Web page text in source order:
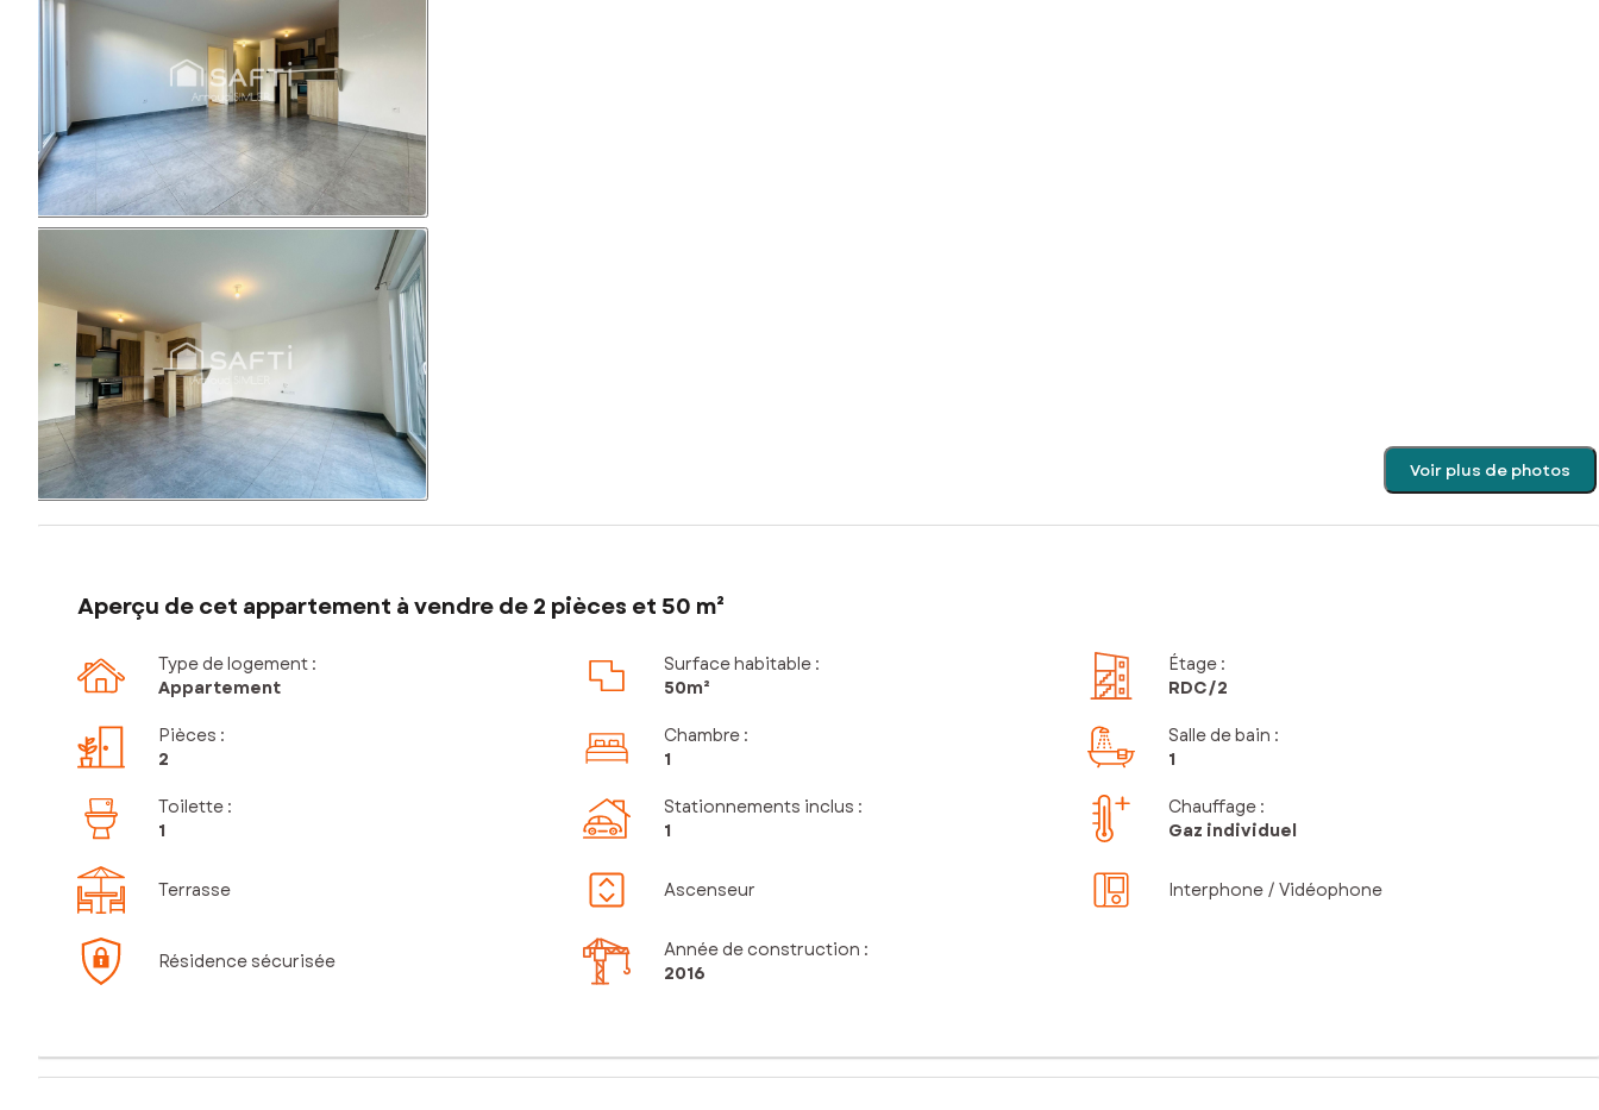
Voir plus de photos
Aperçu de cet appartement à vendre de 2 pièces et 50 m²
Type de logement :
Appartement
Surface habitable :
50m²
Étage :
RDC/2
Pièces :
2
Chambre:
1
Salle de bain :
1
Toilette :
1
Stationnements inclus :
1
Chauffage :
Gaz individuel
Terrasse Ascenseur Interphone / Vidéophone
Résidence sécurisée
Année de construction :
2016